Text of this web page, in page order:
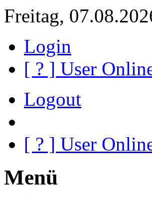
Freitag,
Login
[ ? ] User
Logout
[ ? ] User
Menü